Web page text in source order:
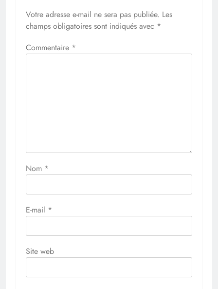
Votre adresse e-mail ne sera pas publiée. Les
champs obligatoires sont indiqués avec *
Commentaire *
Nom *
E-mail *
Site web